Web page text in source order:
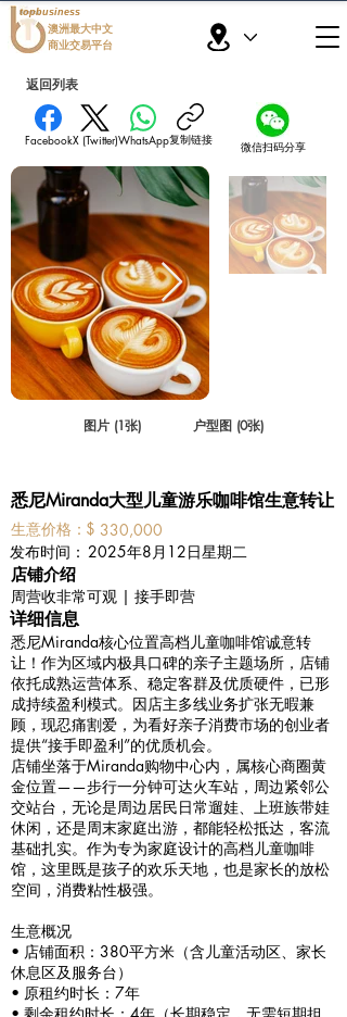
topbusiness
澳洲最大中文
商业交易平台
返回列表
微信扫码分享
FacebookX (Twitter)WhatsApp复制链接
图片 (1张) 户型图 (0张)
悉尼Miranda大型儿童游乐咖啡馆生意转让
$
​生意价格：
330,000
​发布时间： 2025年8月12日星期二
​店铺介绍
周营收非常可观 | 接手即营
详细信息
悉尼Miranda核心位置高档儿童咖啡馆诚意转
让！作为区域内极具口碑的亲子主题场所，店铺
依托成熟运营体系、稳定客群及优质硬件，已形
成持续盈利模式。因店主多线业务扩张无暇兼
顾，现忍痛割爱，为看好亲子消费市场的创业者
提供“接手即盈利”的优质机会。
店铺坐落于Miranda购物中心内，属核心商圈黄
金位置——步行一分钟可达火车站，周边紧邻公
交站台，无论是周边居民日常遛娃、上班族带娃
休闲，还是周末家庭出游，都能轻松抵达，客流
基础扎实。作为专为家庭设计的高档儿童咖啡
馆，这里既是孩子的欢乐天地，也是家长的放松
空间，消费粘性极强。
生意概况
• 店铺面积：380平方米（含儿童活动区、家长
休息区及服务台）
• 原租约时长：7年